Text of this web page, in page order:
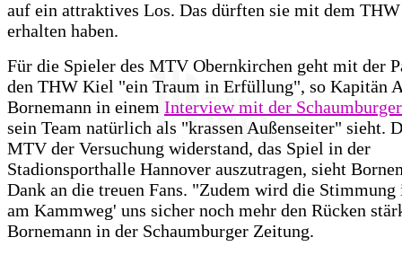
auf ein attraktives Los. Das dürften sie mit dem
erhalten haben.
Für die Spieler des MTV Obernkirchen geht mit der
den THW Kiel "ein Traum in Erfüllung", so Kapitän
Bornemann in einem Interview mit der
sein Team natürlich als "krassen Außenseiter" sieht.
MTV der Versuchung widerstand, das Spiel in der
Stadionsporthalle Hannover auszutragen, sieht
Dank an die treuen Fans. "Zudem wird die
am Kammweg' uns sicher noch mehr den Rücken
Bornemann in der Schaumburger Zeitung.